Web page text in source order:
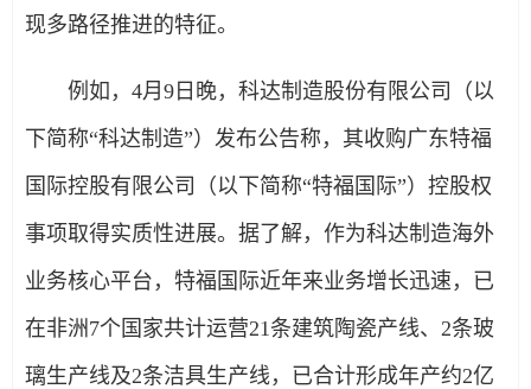
现多路径推进的特征。
例如，4月9日晚，科达制造股份有限公司（以
下简称“科达制造”）发布公告称，其收购广东特福
国际控股有限公司（以下简称“特福国际”）控股权
事项取得实质性进展。据了解，作为科达制造海外
业务核心平台，特福国际近年来业务增长迅速，已
在非洲7个国家共计运营21条建筑陶瓷产线、2条玻
璃生产线及2条洁具生产线，已合计形成年产约2亿